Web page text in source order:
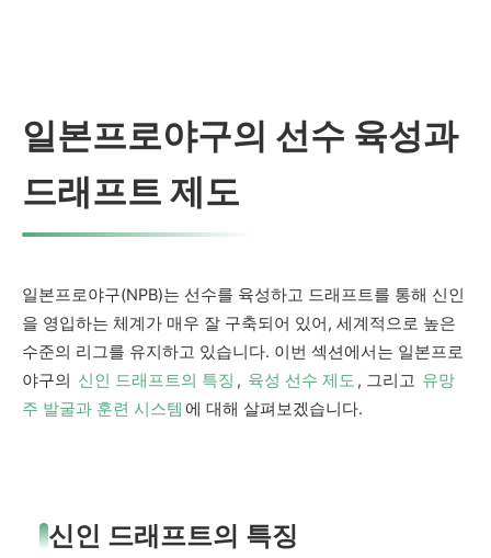
일본프로야구의 선수 육성과
드래프트 제도
일본프로야구(NPB)는 선수를 육성하고 드래프트를 통해 신인
을 영입하는 체계가 매우 잘 구축되어 있어, 세계적으로 높은
수준의 리그를 유지하고 있습니다. 이번 섹션에서는 일본프로
야구의 신인 드래프트의 특징 , 육성 선수 제도 , 그리고 유망
주 발굴과 훈련 시스템 에 대해 살펴보겠습니다.
신인 드래프트의 특징